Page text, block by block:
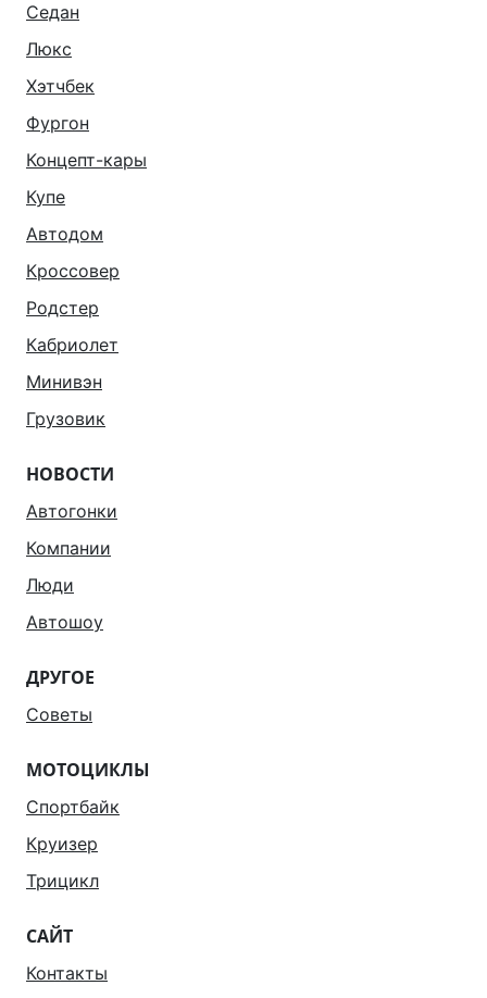
Седан
Люкс
Хэтчбек
Фургон
Концепт-кары
Купе
Автодом
Кроссовер
Родстер
Кабриолет
Минивэн
Грузовик
НОВОСТИ
Автогонки
Компании
Люди
Автошоу
ДРУГОЕ
Советы
МОТОЦИКЛЫ
Спортбайк
Круизер
Трицикл
САЙТ
Контакты